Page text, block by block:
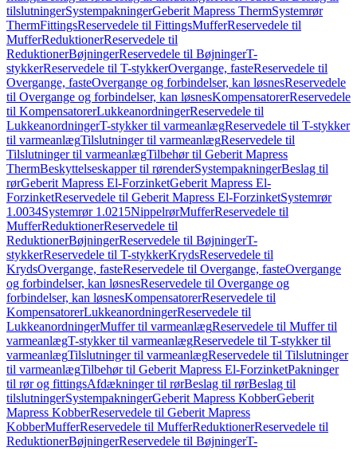
tilslutningerSystempakningerGeberit Mapress ThermSystemrør
ThermFittingsReservedele til FittingsMufferReservedele til
MufferReduktionerReservedele til
ReduktionerBøjningerReservedele til BøjningerT-
stykkerReservedele til T-stykkerOvergange, fasteReservedele til
Overgange, fasteOvergange og forbindelser, kan løsnesReservedele
til Overgange og forbindelser, kan løsnesKompensatorerReservedele
til KompensatorerLukkeanordningerReservedele til
LukkeanordningerT-stykker til varmeanlægReservedele til T-stykker
til varmeanlægTilslutninger til varmeanlægReservedele til
Tilslutninger til varmeanlægTilbehør til Geberit Mapress
ThermBeskyttelseskapper til rørenderSystempakningerBeslag til
rørGeberit Mapress El-ForzinketGeberit Mapress El-
ForzinketReservedele til Geberit Mapress El-ForzinketSystemrør
1.0034Systemrør 1.0215NippelrørMufferReservedele til
MufferReduktionerReservedele til
ReduktionerBøjningerReservedele til BøjningerT-
stykkerReservedele til T-stykkerKrydsReservedele til
KrydsOvergange, fasteReservedele til Overgange, fasteOvergange
og forbindelser, kan løsnesReservedele til Overgange og
forbindelser, kan løsnesKompensatorerReservedele til
KompensatorerLukkeanordningerReservedele til
LukkeanordningerMuffer til varmeanlægReservedele til Muffer til
varmeanlægT-stykker til varmeanlægReservedele til T-stykker til
varmeanlægTilslutninger til varmeanlægReservedele til Tilslutninger
til varmeanlægTilbehør til Geberit Mapress El-ForzinketPakninger
til rør og fittingsAfdækninger til rørBeslag til rørBeslag til
tilslutningerSystempakningerGeberit Mapress KobberGeberit
Mapress KobberReservedele til Geberit Mapress
KobberMufferReservedele til MufferReduktionerReservedele til
ReduktionerBøjningerReservedele til BøjningerT-